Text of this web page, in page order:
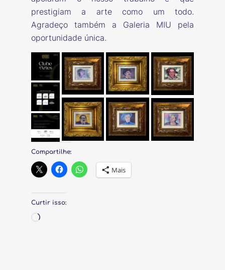
prestigiam a arte como um todo.
Agradeço também a Galeria MIU pela
oportunidade única.
Compartilhe:
Mais
Curtir isso:
Carregando…